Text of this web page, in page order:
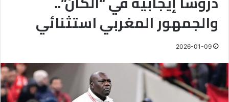
والجمهور المغربي استثنائي
2026-01-09